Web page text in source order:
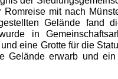
Romreise mit nach
Gelände fand
in
eine Grotte für die
Gelände erwarb und